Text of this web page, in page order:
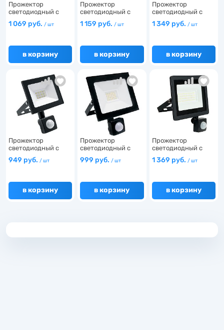
14
4
5
Прожектор
светодиодный с
датчиком дв…
1 069 руб. / шт
в корзину
Прожектор
светодиодный с
датчиком дв…
1 159 руб./ шт
в корзину
Прожектор
светодиодный с
датчиком дв…
1 349 руб. / шт
в корзину
Прожектор
светодиодный с
датчиком дв…
949 руб. / шт
в корзину
Прожектор
светодиодный с
датчиком дв…
999 руб./ шт
в корзину
Прожектор
светодиодный с
датчиком дв…
1 369 руб. / шт
в корзину